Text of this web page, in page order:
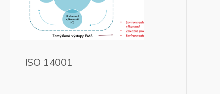
ISO 14001